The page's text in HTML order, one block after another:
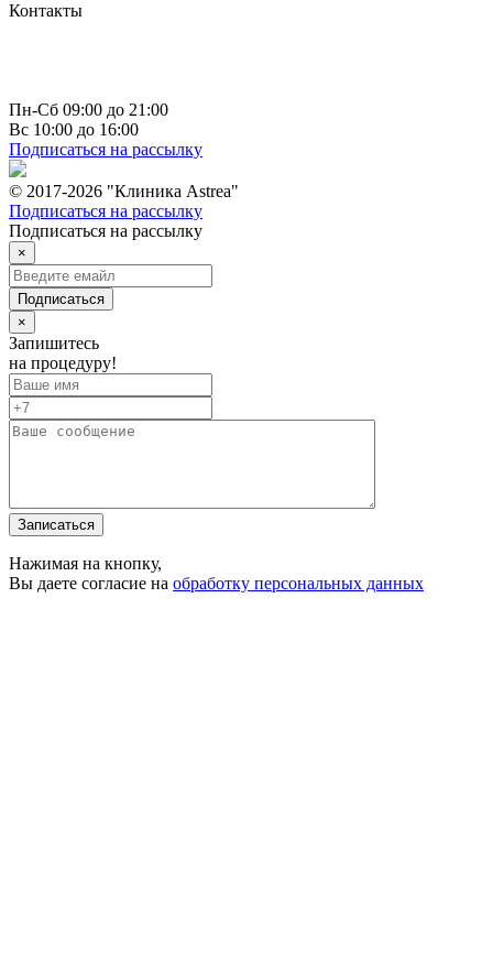
Контакты
Пн-Сб 09:00 до 21:00
Вс 10:00 до 16:00
Подписаться на рассылку
© 2017-2026 "Клиника Astrea"
Подписаться на рассылку
Подписаться на рассылку
×
Подписаться
×
Запишитесь
на процедуру!
Записаться
Нажимая на кнопку,
Вы даете согласие на обработку персональных данных